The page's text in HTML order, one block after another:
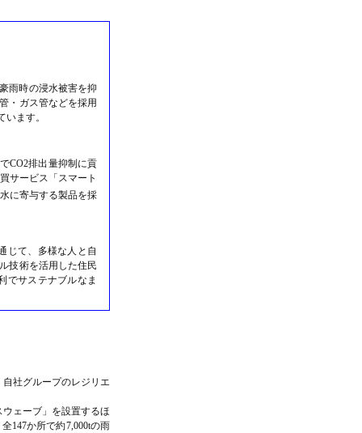
雨時の浸水被害を抑
・ガス管などを採用
ます。
CO2排出量抑制に貢
サービス「スマート
に寄与する製品を採
じて、多様な人と自
技術を活用した住民
でサステナブルなま
社グループのレジリエ
ェーブ」を設置するほ
147か所で約7,000tの雨